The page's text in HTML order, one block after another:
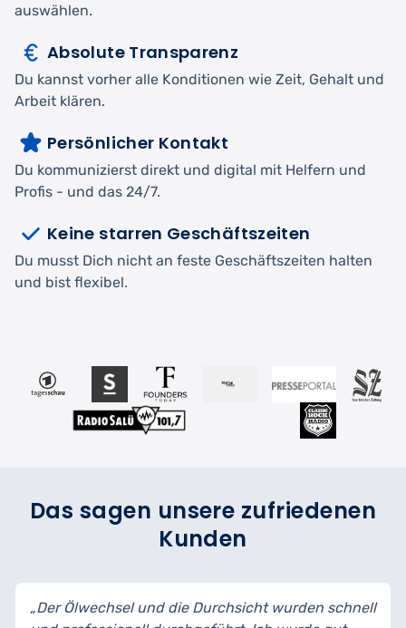
auswählen.
Absolute Transparenz
Du kannst vorher alle Konditionen wie Zeit, Gehalt und
Arbeit klären.
Persönlicher Kontakt
Du kommunizierst direkt und digital mit Helfern und
Profis - und das 24/7.
Keine starren Geschäftszeiten
Du musst Dich nicht an feste Geschäftszeiten halten
und bist flexibel.
Das sagen unsere zufriedenen
Kunden
„Der Ölwechsel und die Durchsicht wurden schnell